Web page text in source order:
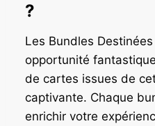
?
Les Bundles
opportunité
de cartes issues de
captivante. Chaque
enrichir votre